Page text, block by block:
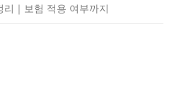
리｜보험 적용 여부까지